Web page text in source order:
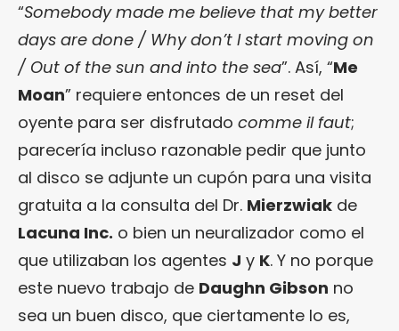
“Somebody made me believe that my better
days are done / Why don’t I start moving on
/ Out of the sun and into the sea”. Así, “Me
Moan” requiere entonces de un reset del
oyente para ser disfrutado comme il faut;
parecería incluso razonable pedir que junto
al disco se adjunte un cupón para una visita
gratuita a la consulta del Dr. Mierzwiak de
Lacuna Inc. o bien un neuralizador como el
que utilizaban los agentes J y K. Y no porque
este nuevo trabajo de Daughn Gibson no
sea un buen disco, que ciertamente lo es,